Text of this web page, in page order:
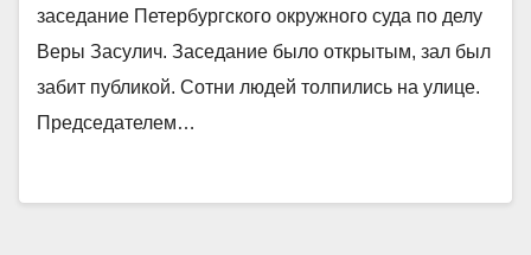
заседание Петербургского окружного суда по делу
Веры Засулич. Заседание было открытым, зал был
забит публикой. Сотни людей толпились на улице.
Председателем…